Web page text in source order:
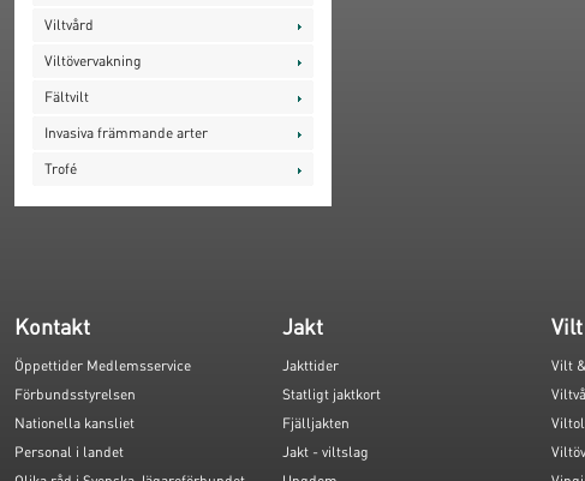
Viltvård
Viltövervakning
Fältvilt
Invasiva främmande arter
Trofé
Kontakt
Öppettider Medlemsservice
Förbundsstyrelsen
Nationella kansliet
Personal i landet
Jakt
Jakttider
Statligt jaktkort
Fjälljakten
Jakt - viltslag
Vilt
Vilt